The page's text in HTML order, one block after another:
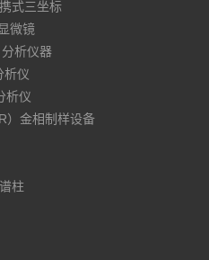
式三坐标
微镜
析仪器
析仪
析仪
）金相制样设备
柱